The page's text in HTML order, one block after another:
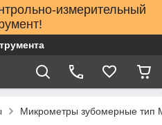
измерительный
Микрометры зубомерные